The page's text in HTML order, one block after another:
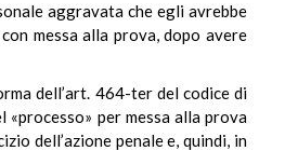
aggravata che egli avrebbe
messa alla prova, dopo avere
dell’art. 464-ter del codice di
«processo» per messa alla prova
dell’azione penale e, quindi, in